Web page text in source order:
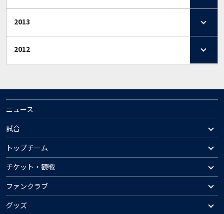
2013
2012
ニュース
試合
トップチーム
チケット・観戦
ファンクラブ
グッズ